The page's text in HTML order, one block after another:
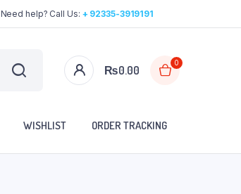
Need help? Call Us: + 92335-3919191
₨0.00
0
WISHLIST ORDER TRACKING